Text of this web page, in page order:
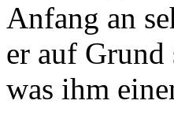
Anfang an
er auf Grund
was ihm